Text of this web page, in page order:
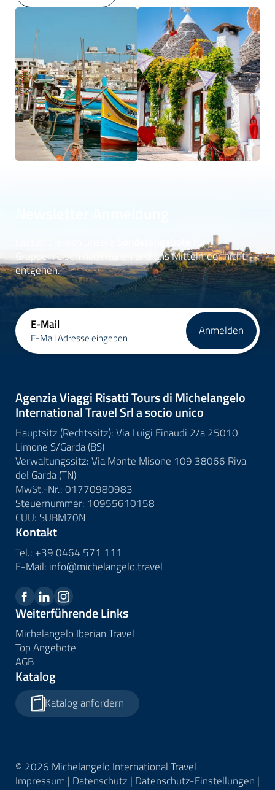
für
Gruppenreisen nach Italien und ans Mittelmeer nicht
entgehen.
E-Mail
E-Mail Adresse eingeben Anmelden
Agenzia Viaggi Risatti Tours di Michelangelo
International Travel Srl a socio unico
Hauptsitz (Rechtssitz): Via Luigi Einaudi 2/a 25010
Limone S/Garda (BS)
Verwaltungssitz: Via Monte Misone 109 38066 Riva
del Garda (TN)
MwSt.-Nr.: 01770980983
Steuernummer: 10955610158
CUU: SUBM70N
Kontakt
Tel.: +39 0464 571 111
E-Mail: info@michelangelo.travel
Weiterführende Links
Michelangelo Iberian Travel
Top Angebote
AGB
Katalog
Katalog anfordern
© 2026 Michelangelo International Travel
Impressum | Datenschutz | Datenschutz-Einstellungen |